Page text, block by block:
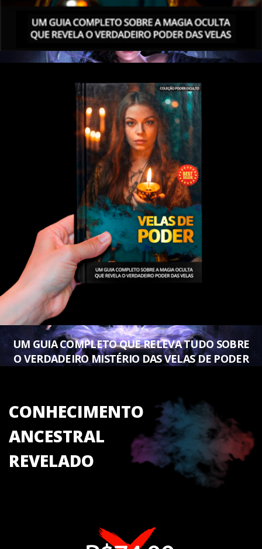
UM GUIA COMPLETO QUE RELEVA TUDO SOBRE
O VERDADEIRO MISTÉRIO DAS VELAS DE PODER
CONHECIMENTO
ANCESTRAL
REVELADO